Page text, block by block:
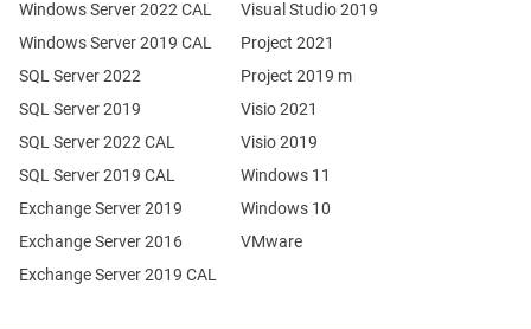
Exchange Server 2019
Exchange Server 2016
SQL Server 2022
SQL Server 2019
Windows Server 2022 CAL
Windows Server 2019 CAL
SQL Server 2022 CAL
SQL Server 2019 CAL
Exchange Server 2019 CAL
Visual Studio 2019
Project 2021
Project 2019 m
Visio 2021
Visio 2019
Windows 11
Windows 10
VMware